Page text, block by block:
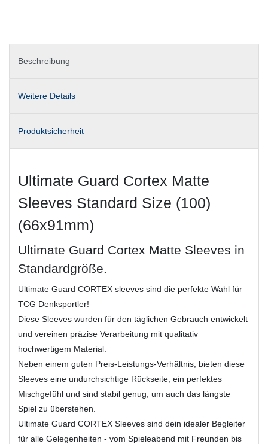
Beschreibung
Weitere Details
Produktsicherheit
Ultimate Guard Cortex Matte
Sleeves Standard Size (100)
(66x91mm)
Ultimate Guard Cortex Matte Sleeves in
Standardgröße.
Ultimate Guard CORTEX sleeves sind die perfekte Wahl für
TCG Denksportler!
Diese Sleeves wurden für den täglichen Gebrauch entwickelt
und vereinen präzise Verarbeitung mit qualitativ
hochwertigem Material.
Neben einem guten Preis-Leistungs-Verhältnis, bieten diese
Sleeves eine undurchsichtige Rückseite, ein perfektes
Mischgefühl und sind stabil genug, um auch das längste
Spiel zu überstehen.
Ultimate Guard CORTEX Sleeves sind dein idealer Begleiter
für alle Gelegenheiten - vom Spieleabend mit Freunden bis